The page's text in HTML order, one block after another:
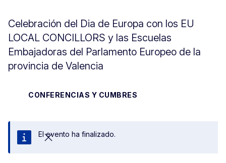
Celebración del Dia de Europa con los EU
LOCAL CONCILLORS y las Escuelas
Embajadoras del Parlamento Europeo de la
provincia de Valencia
CONFERENCIAS Y CUMBRES
Cerrar
El evento ha finalizado.